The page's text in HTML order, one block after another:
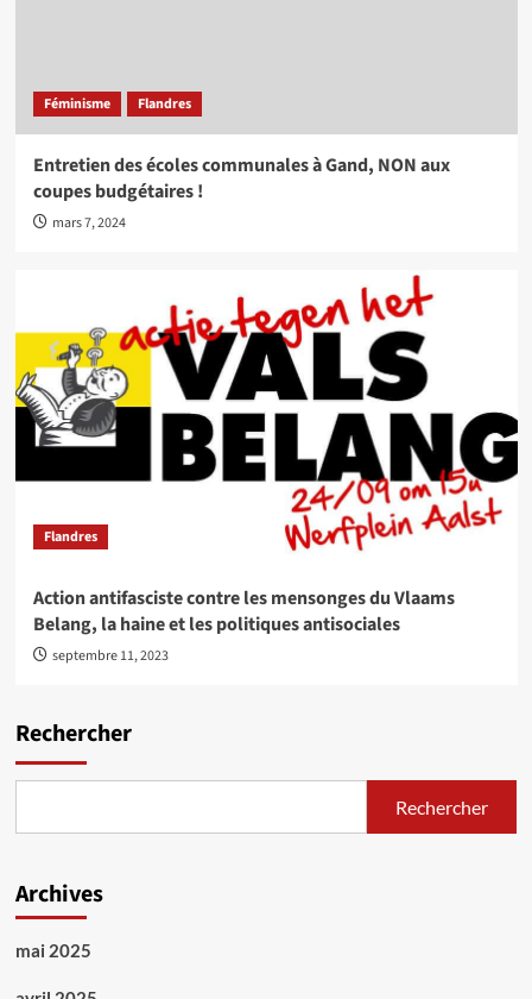
Féminisme Flandres
Entretien des écoles communales à Gand, NON aux
coupes budgétaires !
mars 7, 2024
Flandres
Action antifasciste contre les mensonges du Vlaams
Belang, la haine et les politiques antisociales
septembre 11, 2023
Rechercher
Rechercher
Archives
mai 2025